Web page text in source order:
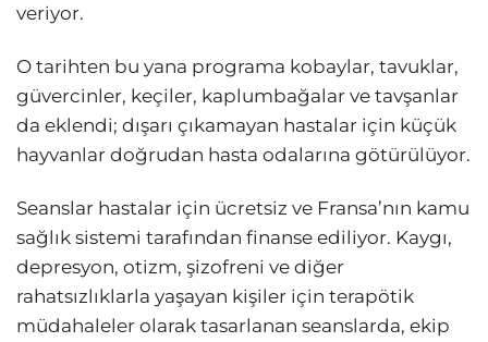
veriyor.
O tarihten bu yana programa kobaylar, tavuklar,
güvercinler, keçiler, kaplumbağalar ve tavşanlar
da eklendi; dışarı çıkamayan hastalar için küçük
hayvanlar doğrudan hasta odalarına götürülüyor.
Seanslar hastalar için ücretsiz ve Fransa’nın kamu
sağlık sistemi tarafından finanse ediliyor. Kaygı,
depresyon, otizm, şizofreni ve diğer
rahatsızlıklarla yaşayan kişiler için terapötik
müdahaleler olarak tasarlanan seanslarda, ekip